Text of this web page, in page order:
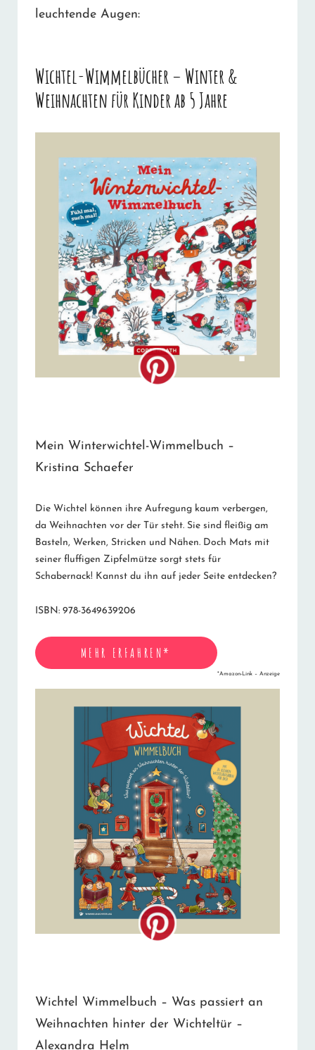
leuchtende Augen:
Wichtel-Wimmelbücher – Winter &
Weihnachten für Kinder ab 5 Jahre
Mein Winterwichtel-Wimmelbuch –
Kristina Schaefer
Die Wichtel können ihre Aufregung kaum verbergen,
da Weihnachten vor der Tür steht. Sie sind fleißig am
Basteln, Werken, Stricken und Nähen. Doch Mats mit
seiner fluffigen Zipfelmütze sorgt stets für
Schabernack! Kannst du ihn auf jeder Seite entdecken?
ISBN: 978-3649639206
MEHR ERFAHREN*
*Amazon-Link – Anzeige
Wichtel Wimmelbuch – Was passiert an
Weihnachten hinter der Wichteltür –
Alexandra Helm